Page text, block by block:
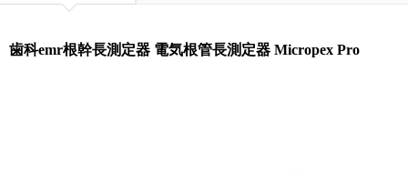
歯科emr根幹長測定器 電気根管長測定器 Micropex Pro